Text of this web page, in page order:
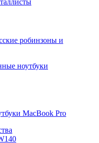
робинзоны и
MacBook Pro